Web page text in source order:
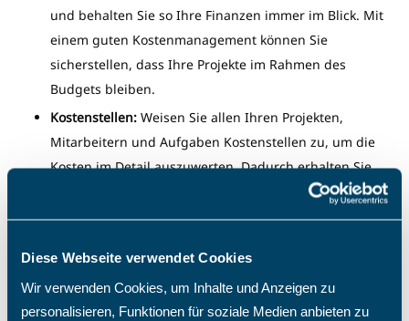
Diese Webseite verwendet Cookies
Wir verwenden Cookies, um Inhalte und Anzeigen zu
personalisieren, Funktionen für soziale Medien anbieten zu
und behalten Sie so Ihre Finanzen immer im Blick. Mit
einem guten Kostenmanagement können Sie
sicherstellen, dass Ihre Projekte im Rahmen des
Budgets bleiben.
Kostenstellen: Weisen Sie allen Ihren Projekten,
Mitarbeitern und Aufgaben Kostenstellen zu, um die
Kosten im Detail auszuwerten. Dadurch erhalten Sie
einen genauen Überblick über die Kostenverteilung
und können so Ihre Ausgaben effektiver steuern.
sorgfältig und ordnen Sie diese Ihren entsprechenden
Projekten zu. So haben Sie immer einen Überblick über